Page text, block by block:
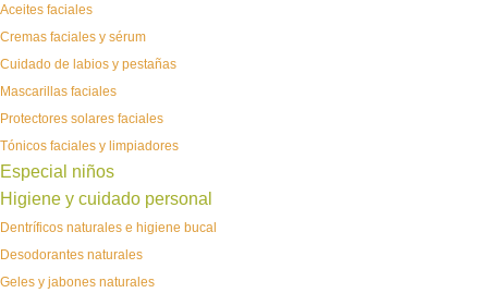
Aceites faciales
Cremas faciales y sérum
Cuidado de labios y pestañas
Mascarillas faciales
Protectores solares faciales
Tónicos faciales y limpiadores
Especial niños
Higiene y cuidado personal
Dentríficos naturales e higiene bucal
Desodorantes naturales
Geles y jabones naturales